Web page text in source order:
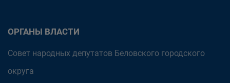
ОРГАНЫ ВЛАСТИ
Совет народных депутатов Беловского городского
округа